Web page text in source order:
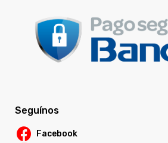
Seguínos
Facebook